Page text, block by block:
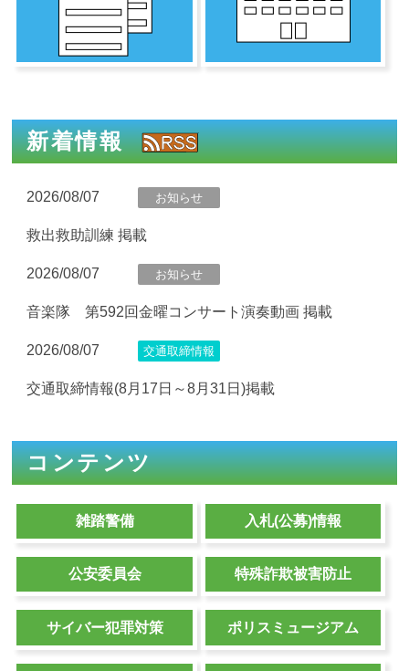
新着情報
2026/08/07 お知らせ
救出救助訓練 掲載
2026/08/07 お知らせ
音楽隊 第592回金曜コンサート演奏動画 掲載
2026/08/07 交通取締情報
交通取締情報(8月17日～8月31日)掲載
少年サポートセンターだより 掲載
2026/08/06 ニュース
防犯ニュース【太陽光発電施設盗難発生状況】掲載
2026/08/05
防災学生ボランティア通信 掲載
コンテンツ
雑踏警備 入札(公募)情報
公安委員会 特殊詐欺被害防止
サイバー犯罪対策 ポリスミュージアム